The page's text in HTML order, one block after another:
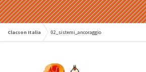
Clacson Italia 02_sistemi_ancoraggio